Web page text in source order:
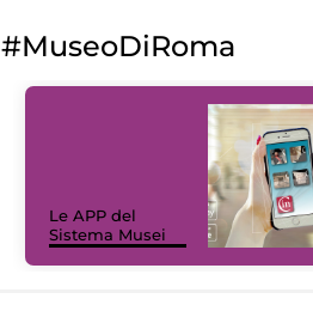
#MuseoDiRoma
Le APP del
Sistema Musei